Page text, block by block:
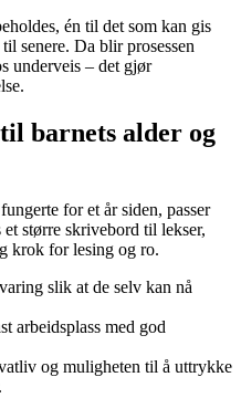
én til det som kan gis
senere. Da blir prosessen
underveis – det gjør
barnets alder og
for et år siden, passer
større skrivebord til lekser,
krok for lesing og ro.
slik at de selv kan nå
arbeidsplass med god
og muligheten til å uttrykke